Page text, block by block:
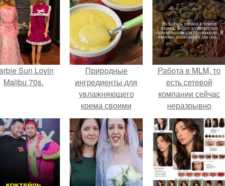
Sun Lovin
Malibu 70s.
Природные
ингредиенты для
увлажняющего
крема своими
руками
Работа в MLM, то
есть сетевой
компании сейчас
неразрывно
связана с создание
своего контента,
своей страницы в
соц сетях.